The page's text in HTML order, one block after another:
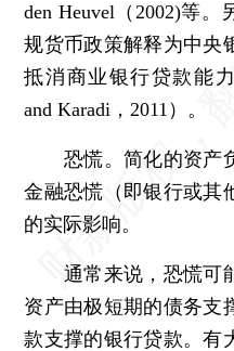
den Heuvel（2002)等
规货币政策解释为中央
抵消商业银行贷款能
and Karadi，2011）。
恐慌。简化的资产
金融恐慌（即银行或其
的实际影响。
通常来说，恐慌可
资产由极短期的债务支
款支撑的银行贷款。有